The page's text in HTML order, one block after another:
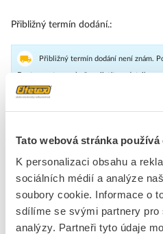
Tato webová stránka používá
K personalizaci obsahu a
sociálních médií a analýze
soubory cookie. Informace o
sdílíme se svými partnery pro
analýzy. Partneři tyto údaje
Přibližný termín dodání.
Přibližný termín dodání není znám.
Dostupnost na pobočce zjistíte v detailu
pružinová svorka, upevnění do
ovládacích a signalizačních prvků
provedení: jako bezpečnostní a
šroubovou nebo pružinovou
Značka